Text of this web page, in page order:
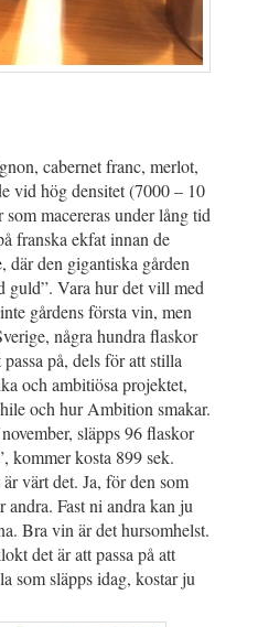
cabernet franc, merlot,
vid hög densitet (7000 – 10
macereras under lång tid
franska ekfat innan de
där den gigantiska gården
guld”. Vara hur det vill med
gårdens första vin, men
några hundra flaskor
på, dels för att stilla
och ambitiösa projektet,
och hur Ambition smakar.
släpps 96 flaskor
kommer kosta 899 sek.
värt det. Ja, för den som
Fast ni andra kan ju
Bra vin är det hursomhelst.
det är att passa på att
som släpps idag, kostar ju